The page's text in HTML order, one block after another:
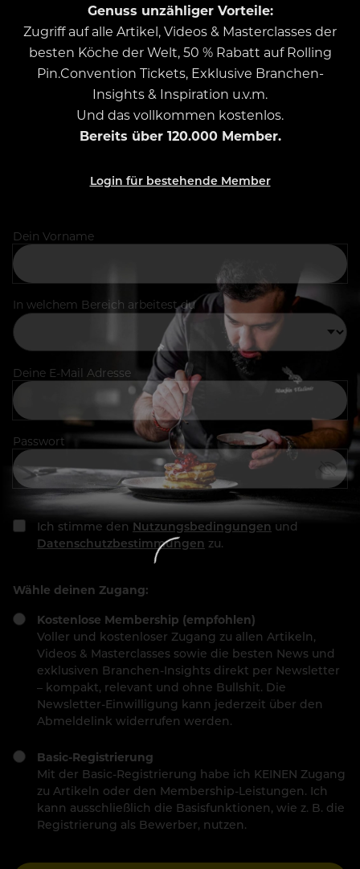
Genuss unzähliger Vorteile:
Zugriff auf alle Artikel, Videos & Masterclasses der
besten Köche der Welt, 50 % Rabatt auf Rolling
Pin.Convention Tickets, Exklusive Branchen-
Insights & Inspiration u.v.m.
Und das vollkommen kostenlos.
Bereits über 120.000 Member.
Login für bestehende Member
Dein Vorname
In welchem Bereich arbeitest du
Deine E-Mail Adresse
Passwort
Ich stimme den Nutzungsbedingungen und
Datenschutzbestimmungen zu.
Wähle deinen Zugang:
Kostenlose Membership (empfohlen)
Voller und kostenloser Zugang zu allen Artikeln,
Videos & Masterclasses sowie die besten News und
exklusiven Branchen-Insights direkt per Newsletter
– kompakt, relevant und ohne Bullshit. Die
Newsletter-Einwilligung kann jederzeit über den
Abmeldelink widerrufen werden.
Basic-Registrierung
Mit der Basic-Registrierung habe ich KEINEN Zugang
zu Artikeln oder den Membership-Leistungen. Ich
kann ausschließlich die Basisfunktionen, wie z. B. die
Registrierung als Bewerber, nutzen.